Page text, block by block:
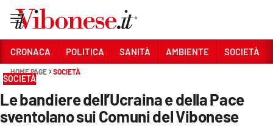
Sezioni
CRONACA
POLITICA
CRONACA POLITICA SANITÀ AMBIENTE SOCIETÀ
HOME PAGE SOCIETÀ
SOCIETÀ
Le bandiere dell’Ucraina e della Pace
sventolano sui Comuni del Vibonese